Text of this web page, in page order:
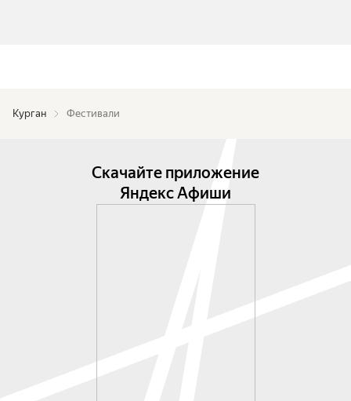
Курган Фестивали
Скачайте приложение
Яндекс Афиши